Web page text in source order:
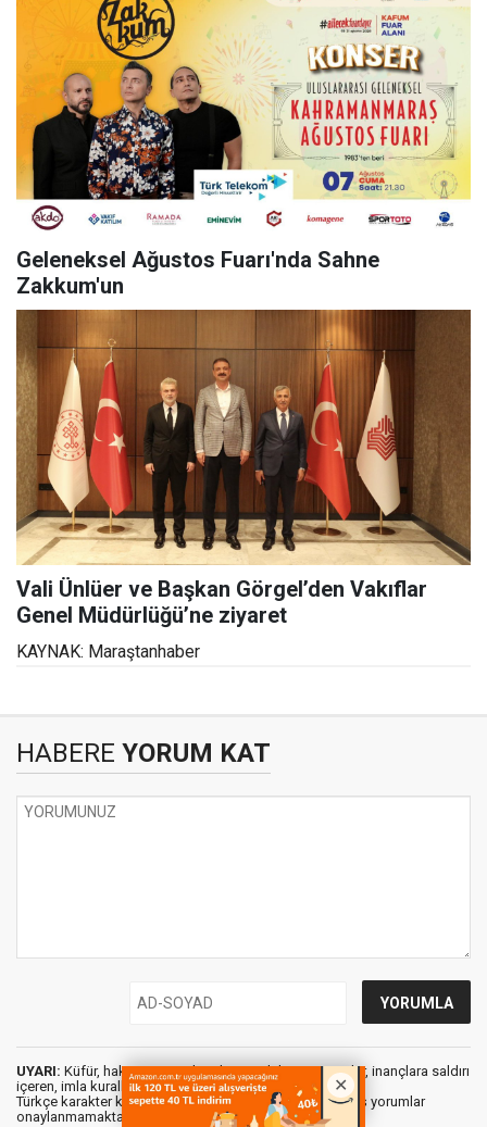
Geleneksel Ağustos Fuarı'nda Sahne
Zakkum'un
Vali Ünlüer ve Başkan Görgel’den Vakıflar
Genel Müdürlüğü’ne ziyaret
KAYNAK: Maraştanhaber
HABERE YORUM KAT
UYARI: Küfür, hakaret, rencide edici cümleler veya imalar, inançlara saldırı
içeren, imla kuralları ile yazılmamış,
Türkçe karakter kullanılmayan ve büyük harflerle yazılmış yorumlar
onaylanmamaktadır.